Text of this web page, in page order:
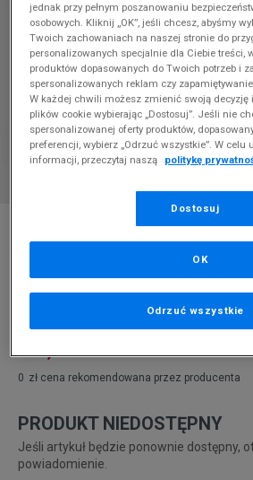
Produkt pochodzi z końcówek
sezonów lub z ekspozycji.Szczegóły.
0 zł cena rekomendowana przez producenta
414,99 zł
PRODUKT NIEDOSTĘPNY
Jeśli artykuł będzie ponownie dostępny,
powiadomienie.
jednak przy pełnym poszanowaniu
osobowych. Kliknij „OK”, jeśli chcesz, abyśmy
Twoich zachowaniach na naszej stronie do
personalizowanych specjalnie dla Ciebie treści,
produktów dopasowanych do Twoich potrzeb i
spersonalizowanych reklam czy
W każdej chwili możesz zmienić swoją decyzję
plików cookie wybierając „Dostosuj”. Jeśli nie
spersonalizowanej oferty produktów,
preferencji, wybierz „Odrzuć wszystkie”. W celu
informacji, przeczytaj naszą
politykę
Dostosuj
Odrzuć wszystkie
OK